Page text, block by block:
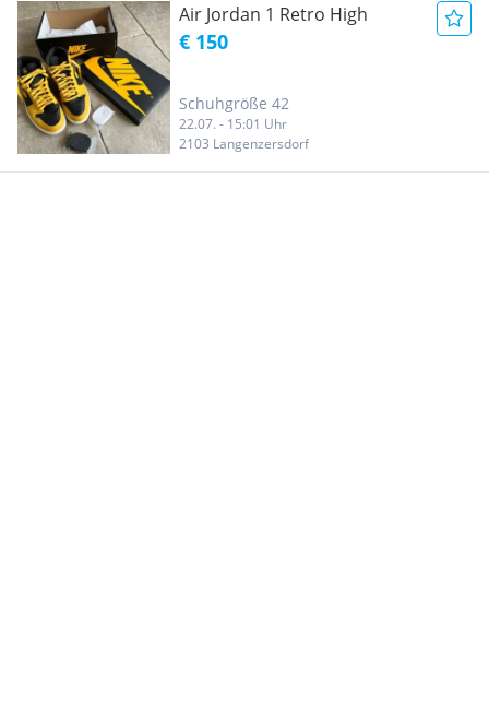
Air Jordan 1 Retro High
€ 150
Schuhgröße 42
22.07. - 15:01 Uhr
2103 Langenzersdorf